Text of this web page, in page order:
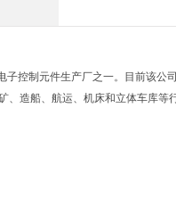
控制元件生产厂之一。目前该公
造船、航运、机床和立体车库等